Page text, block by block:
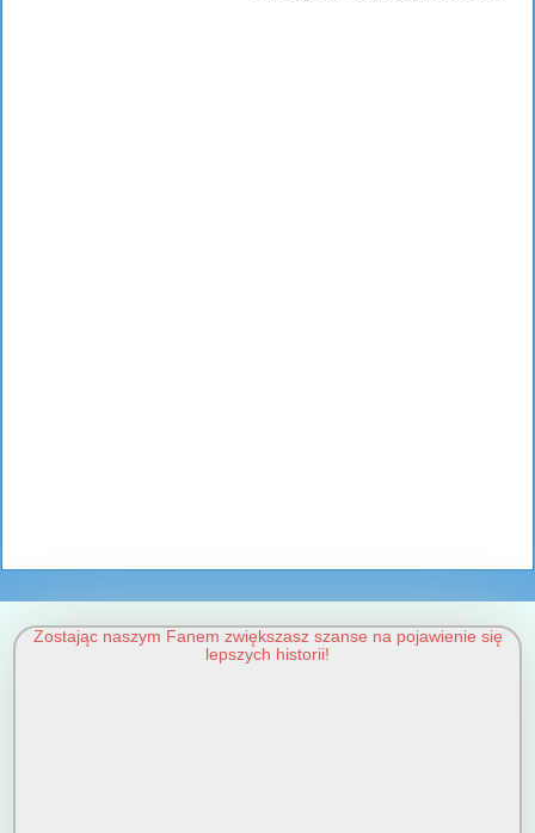
Zostając naszym Fanem zwiększasz szanse na pojawienie się
lepszych historii!